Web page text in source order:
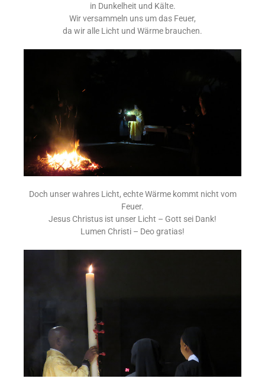
in Dunkelheit und Kälte.
Wir versammeln uns um das Feuer,
da wir alle Licht und Wärme brauchen.
Doch unser wahres Licht, echte Wärme kommt nicht vom
Feuer.
Jesus Christus ist unser Licht – Gott sei Dank!
Lumen Christi – Deo gratias!